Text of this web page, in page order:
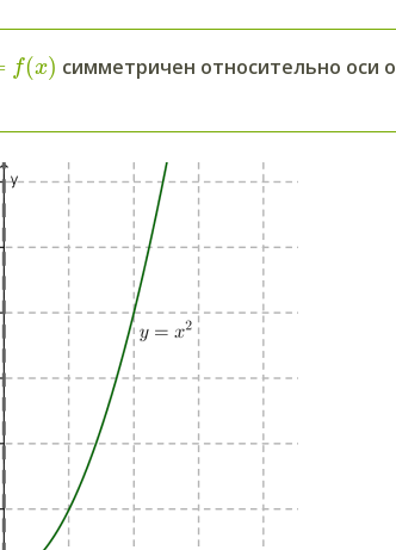
f(x) симметричен относительно оси